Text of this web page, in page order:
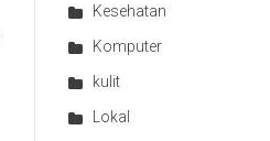
Kesehatan
Komputer
kulit
Lokal